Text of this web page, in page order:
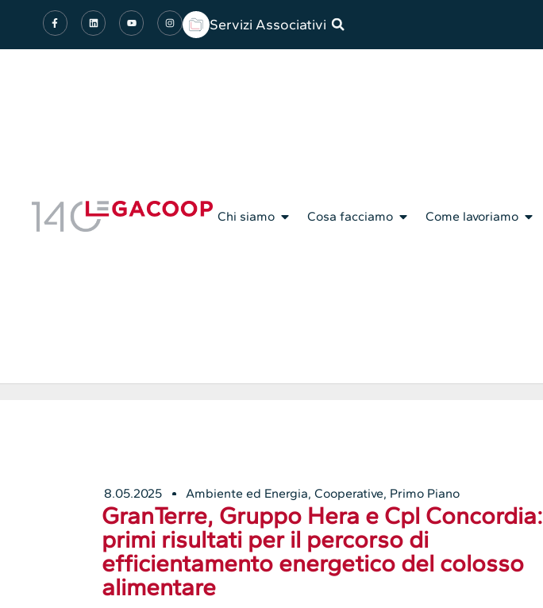
Servizi Associativi
Chi siamo Cosa facciamo Come lavoriamo
8.05.2025 Ambiente ed Energia,Cooperative, Primo Piano
GranTerre, Gruppo Hera e Cpl Concordia:
primi risultati per il percorso di
efficientamento energetico del colosso
alimentare